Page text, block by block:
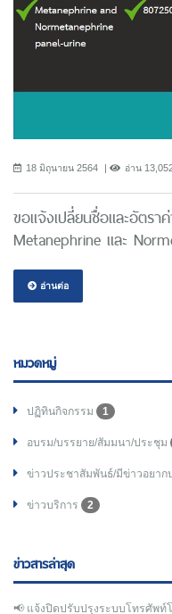
18 มิถุนายน 2564 อ่าน
ขอแจ้งเปลี่ยนชื่อและอัตรา
Metanephrine และ
อ่านต่อ
หมวดหมู่
ปฏิทินกิจกรรม 1
อบรม/บรรยาย/สัมมนา/ประชุม
ข่าวประชาสัมพันธ์/มีข่าวอยาก
ข่าวบริการ 2
ข่าวสารล่าสุด
📢 แจ้งปิดปรับปรุงระบบโทรศัพท์